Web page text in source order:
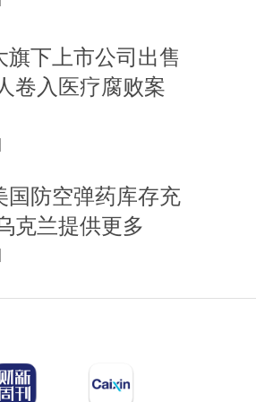
旗下上市公司出售
卷入医疗腐败案
国防空弹药库存充
克兰提供更多